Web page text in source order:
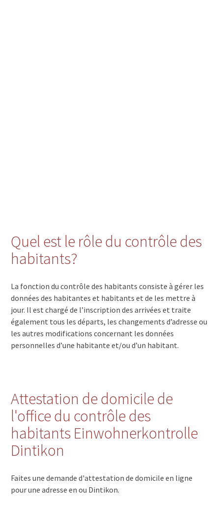
Quel est le rôle du contrôle des
habitants?
La fonction du contrôle des habitants consiste à gérer les
données des habitantes et habitants et de les mettre à
jour. Il est chargé de l’inscription des arrivées et traite
également tous les départs, les changements d’adresse ou
les autres modifications concernant les données
personnelles d’une habitante et/ou d’un habitant.
Attestation de domicile de
l'office du contrôle des
habitants Einwohnerkontrolle
Dintikon
Faites une demande d'attestation de domicile en ligne
pour une adresse en ou Dintikon.